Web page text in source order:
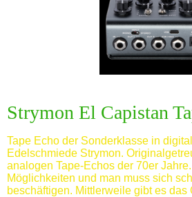
Strymon El Capistan
Tape Echo der Sonderklasse in
Edelschmiede Strymon.
analogen Tape-Echos der 70er
Möglichkeiten und man muss sich
beschäftigen. Mittlerweile gibt es das